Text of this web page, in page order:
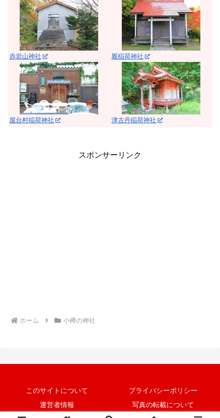
赤岩山神社
屋台村稲荷神社
厩稲荷神社
津古丹稲荷神社
スポンサーリンク
ホーム 小樽の神社
このサイトについて
プライバシーポリシー
運営者情報
写真の転載について